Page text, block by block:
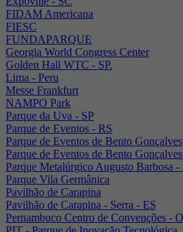
FIDAM Americana
FIESC
FUNDAPARQUE
Georgia World Congress Center
Golden Hall WTC - SP.
Lima - Peru
Messe Frankfurt
NAMPO Park
Parque da Uva - SP
Parque de Eventos - RS
Parque de Eventos de Bento Gonçalves
Parque de Eventos de Bento
Parque Metalúrgico Augusto Barbosa -
Parque Vila Germânica
Pavilhão de Carapina
Pavilhão de Carapina - Serra - ES
Pernambuco Centro de Convenções -